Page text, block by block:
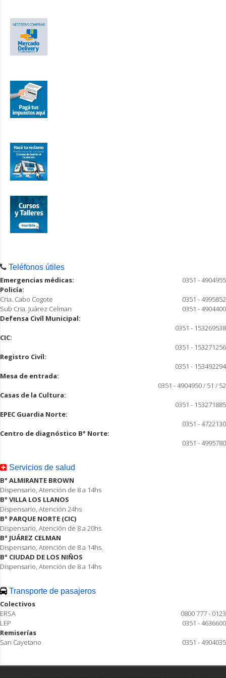
Teléfonos útiles
Emergencias médicas:
0351 - 4904955
Policía:
Cria. Cabo Cogote
0351 - 4995852
Sub Cria. Juárez Celman
0351 - 4904400
Defensa Civíl Municipal:
0351 - 153269538
CIC:
0351 - 153271256
Registro Civíl:
0351 - 153492294
Mesa de entrada:
0351 - 4904950 / 51 / 52
Casas de la Cultura:
0351 - 153271885
EPEC Guardia Norte:
0351 - 4722130
Centro de diagnóstico B° Norte:
0351 - 4995780
Servicios de salud
B° ALMIRANTE BROWN
Dispensario, Atención de 8 a 14hs
B° VILLA LOS LLANOS
Dispensario, Atención 24hs
B° PARQUE NORTE (CIC)
Dispensario, Atención de 8 a 20hs
B° JUÁREZ CELMAN
Dispensario, Atención de 8 a 14hs.
B° CIUDAD DE LOS NIÑOS
Dispensario, Atención de 8 a 14hs
Transporte de pasajeros
Colectivos
ERSA
0800 777 - 0123
LEP
0351 - 4636600
Remiserías
San Cayetano
0351 - 4904035